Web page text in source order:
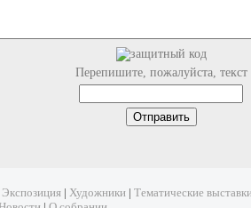
Перепишите, пожалуйста, текст
Экспозиция Художники
Тематические